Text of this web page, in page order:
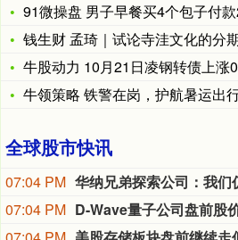
91微操盘 男子早餐买4个包子付
钱生财 孟琦｜试论寺洼文化的分期及
牛股动力 10月21日凌钢转债上涨
牛领策略 铁警在岗，护航暑运出
全球股市快讯
07:04 PM
07:04 PM